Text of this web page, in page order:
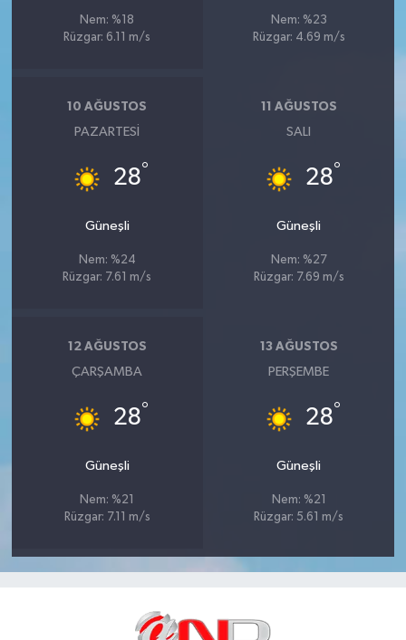
Nem: %18
Rüzgar: 6.11 m/s
Nem: %23
Rüzgar: 4.69 m/s
10 AĞUSTOS
PAZARTESI
28°
Güneşli
Nem: %24
Rüzgar: 7.61 m/s
11 AĞUSTOS
SALI
28°
Güneşli
Nem: %27
Rüzgar: 7.69 m/s
12 AĞUSTOS
ÇARŞAMBA
28°
Güneşli
Nem: %21
Rüzgar: 7.11 m/s
13 AĞUSTOS
PERŞEMBE
28°
Güneşli
Nem: %21
Rüzgar: 5.61 m/s